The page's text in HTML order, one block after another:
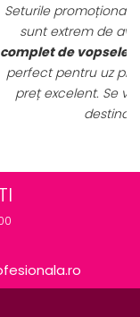
unset
și nuanțar,
foarte bună la un
originale,